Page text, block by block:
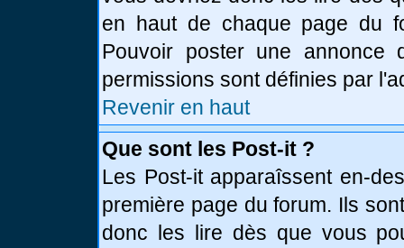
en haut de chaque page du
Pouvoir poster une annonce
permissions sont définies par
Revenir en haut
Que sont les Post-it ?
Les Post-it apparaîssent en-
première page du forum. Ils
donc les lire dès que vous